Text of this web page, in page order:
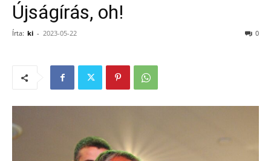
Újságírás, oh!
Írta: ki - 2023-05-22 0